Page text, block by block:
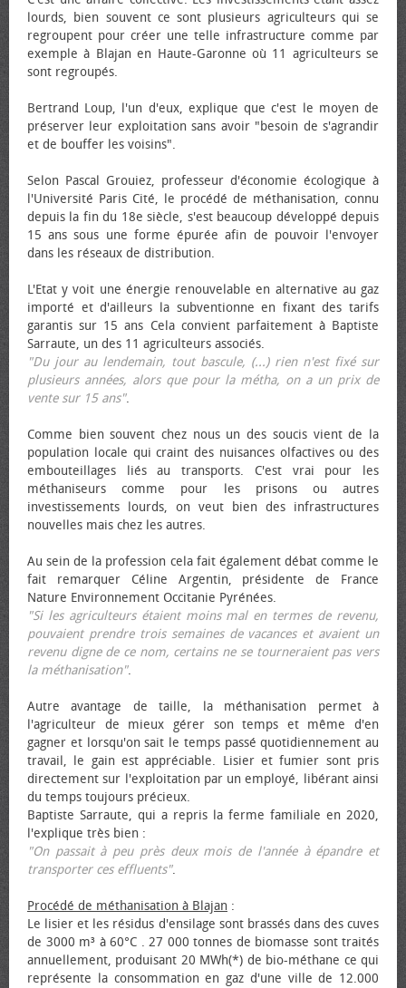
lourds, bien souvent ce sont plusieurs agriculteurs qui se
regroupent pour créer une telle infrastructure comme par
exemple à Blajan en Haute-Garonne où 11 agriculteurs se
sont regroupés.
Bertrand Loup, l'un d'eux, explique que c'est le moyen de
préserver leur exploitation sans avoir "besoin de s'agrandir
et de bouffer les voisins".
Selon Pascal Grouiez, professeur d'économie écologique à
l'Université Paris Cité, le procédé de méthanisation, connu
depuis la fin du 18e siècle, s'est beaucoup développé depuis
15 ans sous une forme épurée afin de pouvoir l'envoyer
dans les réseaux de distribution.
L'Etat y voit une énergie renouvelable en alternative au gaz
importé et d'ailleurs la subventionne en fixant des tarifs
garantis sur 15 ans Cela convient parfaitement à Baptiste
Sarraute, un des 11 agriculteurs associés.
"Du jour au lendemain, tout bascule, (...) rien n'est fixé sur
plusieurs années, alors que pour la métha, on a un prix de
vente sur 15 ans".
Comme bien souvent chez nous un des soucis vient de la
population locale qui craint des nuisances olfactives ou des
embouteillages liés au transports. C'est vrai pour les
méthaniseurs comme pour les prisons ou autres
investissements lourds, on veut bien des infrastructures
nouvelles mais chez les autres.
Au sein de la profession cela fait également débat comme le
fait remarquer Céline Argentin, présidente de France
Nature Environnement Occitanie Pyrénées.
"Si les agriculteurs étaient moins mal en termes de revenu,
pouvaient prendre trois semaines de vacances et avaient un
revenu digne de ce nom, certains ne se tourneraient pas vers
la méthanisation".
Autre avantage de taille, la méthanisation permet à
l'agriculteur de mieux gérer son temps et même d'en
gagner et lorsqu'on sait le temps passé quotidiennement au
travail, le gain est appréciable. Lisier et fumier sont pris
directement sur l'exploitation par un employé, libérant ainsi
du temps toujours précieux.
Baptiste Sarraute, qui a repris la ferme familiale en 2020,
l'explique très bien :
"On passait à peu près deux mois de l'année à épandre et
transporter ces effluents".
Procédé de méthanisation à Blajan :
Le lisier et les résidus d'ensilage sont brassés dans des cuves
de 3000 m³ à 60°C . 27 000 tonnes de biomasse sont traités
annuellement, produisant 20 MWh(*) de bio-méthane ce qui
représente la consommation en gaz d'une ville de 12.000